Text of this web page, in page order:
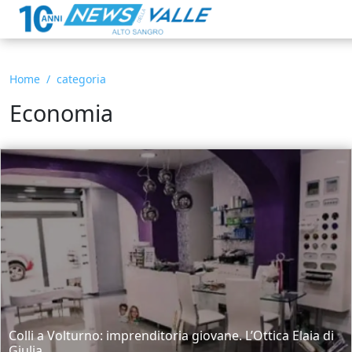
Home categoria
Economia
Colli a Volturno: imprenditoria giovane. L’Ottica Elaia di